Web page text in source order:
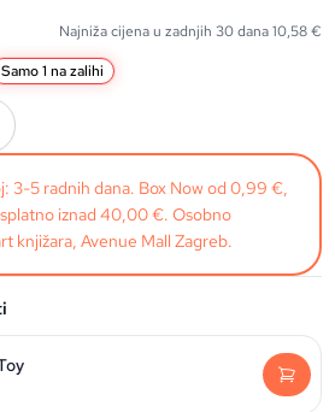
Najniža cijena u zadnjih 30 dana10,58€
Samo 1 na zalihi
3-5 radnih dana. Box Now od 0,99 €,
iznad 40,00 €. Osobno
knjižara, Avenue Mall Zagreb.